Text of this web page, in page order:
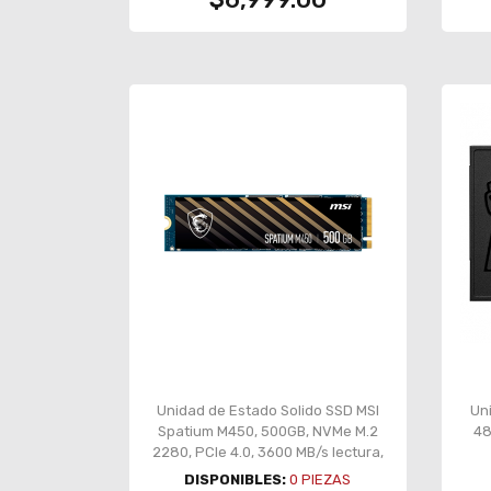
Unidad de Estado Solido SSD MSI
Spatium M450, 500GB, NVMe M.2
2280, PCIe 4.0, 3600 MB/s lectura,
2300 MB/s escritura – SPATIUM
DISPONIBLES: 0 PIEZAS